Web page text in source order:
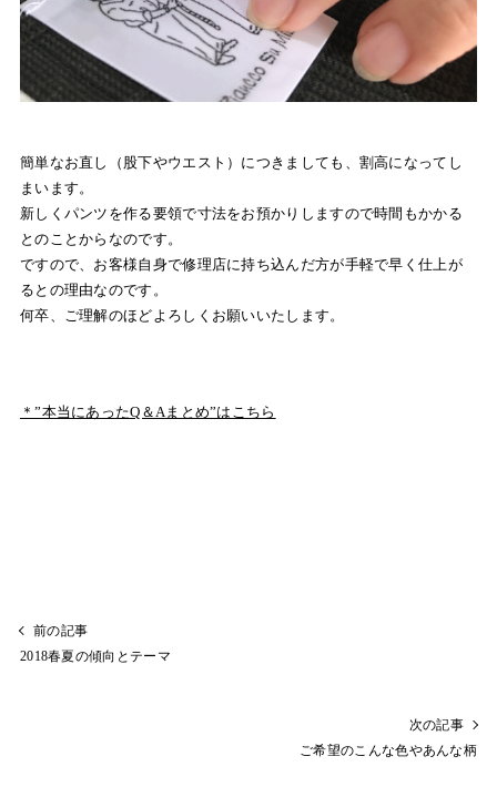
簡単なお直し（股下やウエスト）につきましても、割高になってし
まいます。
新しくパンツを作る要領で寸法をお預かりしますので時間もかかる
とのことからなのです。
ですので、お客様自身で修理店に持ち込んだ方が手軽で早く仕上が
るとの理由なのです。
何卒、ご理解のほどよろしくお願いいたします。
＊”本当にあったQ＆Aまとめ”はこちら
前の記事
2018春夏の傾向とテーマ
次の記事
ご希望のこんな色やあんな柄